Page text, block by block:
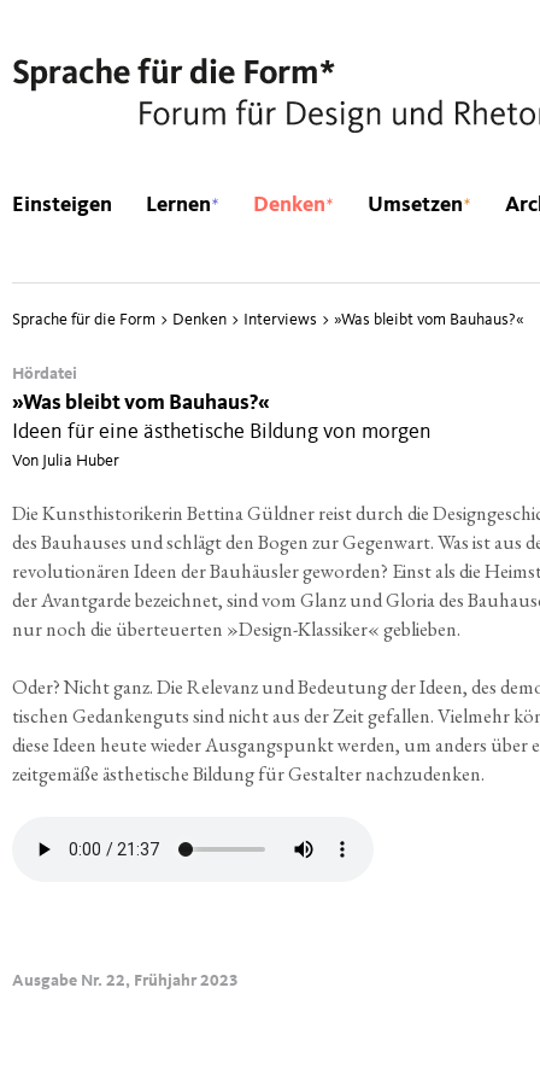
Einsteigen Lernen* Denken* Umsetzen*
Sprache für die Form > Denken > Interviews > »Was bleibt vom Bauhaus?«
Hördatei
»Was bleibt vom Bauhaus?«
Ideen für eine ästhetische Bildung von morgen
Von Julia Huber
Die Kunst­his­to­ri­ke­rin Bet­ti­na Güld­ner reist durch die
des Bau­hau­ses und schlägt den Bogen zur Gegen­wart. Was ist aus
revo­lu­tio­nä­ren Ideen der Bau­häus­ler gewor­den? Einst als die
der Avant­gar­de bezeich­net, sind vom Glanz und Glo­ria des
nur noch die über­teu­er­ten »Design-Klas­si­ker« geblieben.
Oder? Nicht ganz. Die Rele­vanz und Bedeu­tung der Ideen, des
ti­schen Gedan­ken­guts sind nicht aus der Zeit gefal­len. Viel­mehr
die­se Ideen heu­te wie­der Aus­gangs­punkt wer­den, um anders über
zeit­ge­mä­ße ästhe­ti­sche Bil­dung für Gestal­ter nachzudenken.
Ausgabe Nr. 22, Frühjahr 2023